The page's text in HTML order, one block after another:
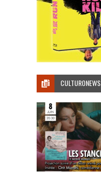
CULTURONEWS